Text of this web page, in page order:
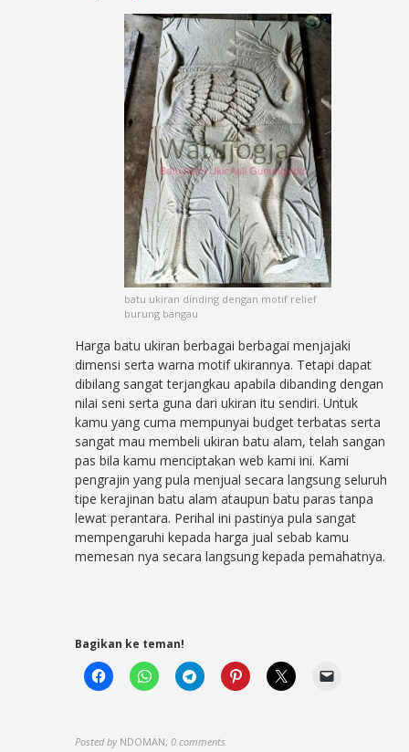
batu ukiran dinding dengan motif relief
burung bangau
Harga batu ukiran berbagai berbagai menjajaki
dimensi serta warna motif ukirannya. Tetapi dapat
dibilang sangat terjangkau apabila dibanding dengan
nilai seni serta guna dari ukiran itu sendiri. Untuk
kamu yang cuma mempunyai budget terbatas serta
sangat mau membeli ukiran batu alam, telah sangan
pas bila kamu menciptakan web kami ini. Kami
pengrajin yang pula menjual secara langsung seluruh
tipe kerajinan batu alam ataupun batu paras tanpa
lewat perantara. Perihal ini pastinya pula sangat
mempengaruhi kepada harga jual sebab kamu
memesan nya secara langsung kepada pemahatnya.
Bagikan ke teman!
Posted by NDOMAN,0 comments